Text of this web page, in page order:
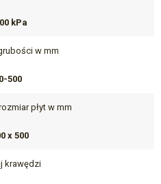
kPa
w mm
500
płyt w mm
x 500
krawędzi